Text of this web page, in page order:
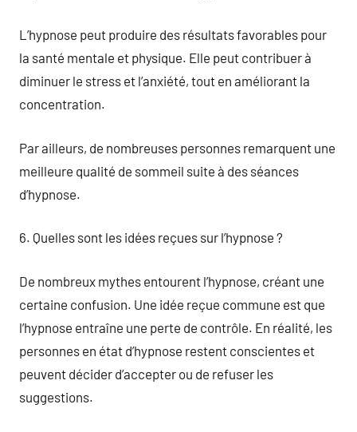
L’hypnose peut produire des résultats favorables pour
la santé mentale et physique. Elle peut contribuer à
diminuer le stress et l’anxiété, tout en améliorant la
concentration.
Par ailleurs, de nombreuses personnes remarquent une
meilleure qualité de sommeil suite à des séances
d’hypnose.
6. Quelles sont les idées reçues sur l’hypnose ?
De nombreux mythes entourent l’hypnose, créant une
certaine confusion. Une idée reçue commune est que
l’hypnose entraîne une perte de contrôle. En réalité, les
personnes en état d’hypnose restent conscientes et
peuvent décider d’accepter ou de refuser les
suggestions.